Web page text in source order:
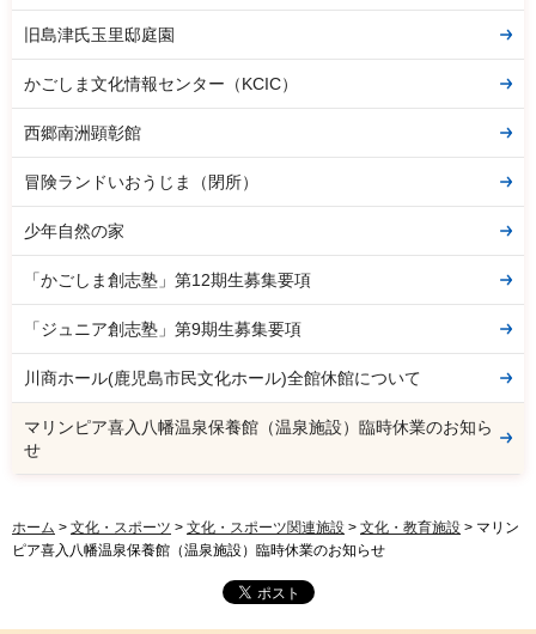
旧島津氏玉里邸庭園
かごしま文化情報センター（KCIC）
西郷南洲顕彰館
冒険ランドいおうじま（閉所）
少年自然の家
「かごしま創志塾」第12期生募集要項
「ジュニア創志塾」第9期生募集要項
川商ホール(鹿児島市民文化ホール)全館休館について
マリンピア喜入八幡温泉保養館（温泉施設）臨時休業のお知ら
せ
ホーム > 文化・スポーツ > 文化・スポーツ関連施設 > 文化・教育施設 > マリン
ピア喜入八幡温泉保養館（温泉施設）臨時休業のお知らせ